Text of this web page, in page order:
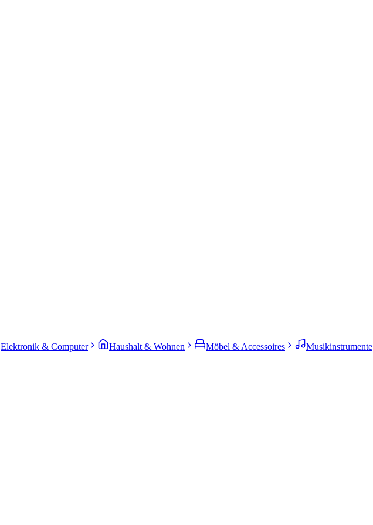
Elektronik & Computer Haushalt & Wohnen Möbel & Accessoires Musikinstrumente